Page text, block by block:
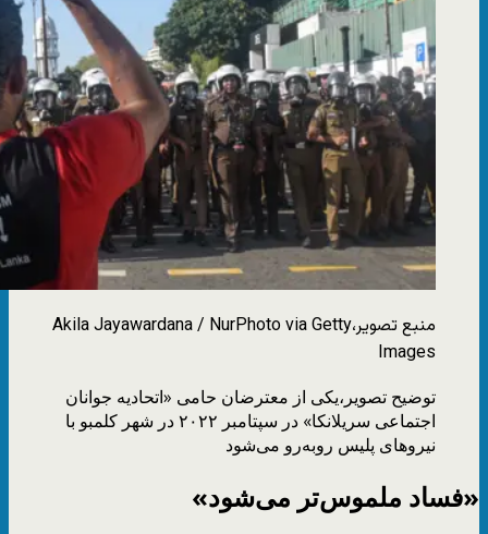
منبع تصویر،Akila Jayawardana / NurPhoto via Getty
Images
توضیح تصویر،یکی از معترضان حامی «اتحادیه جوانان
اجتماعی سریلانکا» در سپتامبر ۲۰۲۲ در شهر کلمبو با
نیروهای پلیس روبه‌رو می‌شود
«فساد ملموس‌تر می‌شود»